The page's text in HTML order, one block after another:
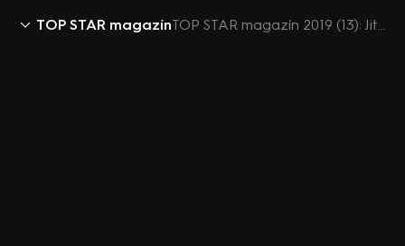
TOP STAR magazín TOP STAR magazín 2019 (13): Jitka Zelenková